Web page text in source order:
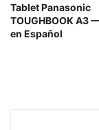
Tablet Panasonic
TOUGHBOOK A3
en Español